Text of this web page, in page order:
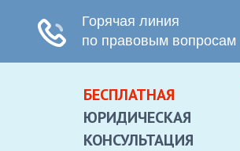
БЕСПЛАТНАЯ
ЮРИДИЧЕСКАЯ
КОНСУЛЬТАЦИЯ